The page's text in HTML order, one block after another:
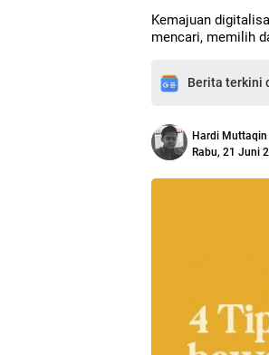
Kemajuan
mencari, memilih
Berita terkini
Hardi Muttaqin
Rabu, 21 Juni